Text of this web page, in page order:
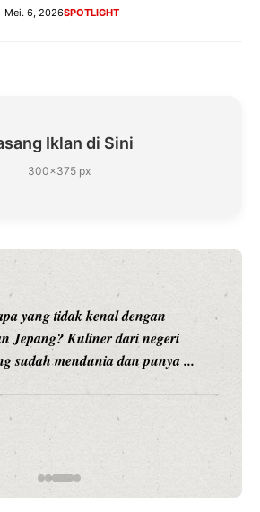
Mei. 6, 2026SPOTLIGHT
Iklan di Sini
300×375 px
sangka, dua nama besar di dunia
dan Vicky Prasetyo, kini
dengan ...
Srimulat & Vicky Prasetyo Buka Restoran
Mami Bikin Nagih!